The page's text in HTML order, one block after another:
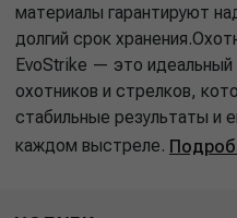
материалы гарантируют
долгий срок
EvoStrike — это
охотников и стрелков,
стабильные результаты и
каждом выстреле.